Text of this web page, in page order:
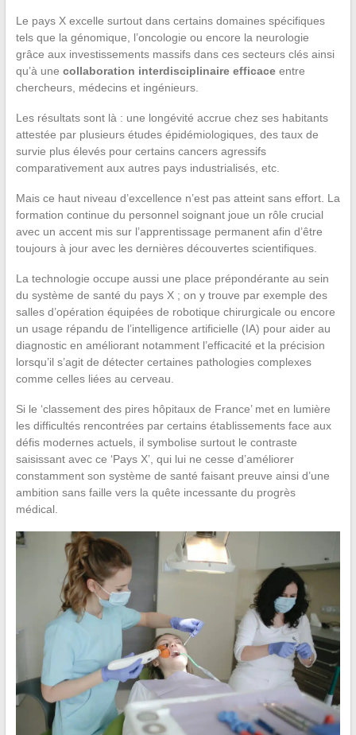
Le pays X excelle surtout dans certains domaines spécifiques
tels que la génomique, l’oncologie ou encore la neurologie
grâce aux investissements massifs dans ces secteurs clés ainsi
qu’à une collaboration interdisciplinaire efficaceentre
chercheurs, médecins et ingénieurs.
Les résultats sont là : une longévité accrue chez ses habitants
attestée par plusieurs études épidémiologiques, des taux de
survie plus élevés pour certains cancers agressifs
comparativement aux autres pays industrialisés, etc.
Mais ce haut niveau d’excellence n’est pas atteint sans effort. La
formation continue du personnel soignant joue un rôle crucial
avec un accent mis sur l’apprentissage permanent afin d’être
toujours à jour avec les dernières découvertes scientifiques.
La technologie occupe aussi une place prépondérante au sein
du système de santé du pays X ; on y trouve par exemple des
salles d’opération équipées de robotique chirurgicale ou encore
un usage répandu de l’intelligence artificielle (IA) pour aider au
diagnostic en améliorant notamment l’efficacité et la précision
lorsqu’il s’agit de détecter certaines pathologies complexes
comme celles liées au cerveau.
Si le ‘classement des pires hôpitaux de France’ met en lumière
les difficultés rencontrées par certains établissements face aux
défis modernes actuels, il symbolise surtout le contraste
saisissant avec ce ‘Pays X’, qui lui ne cesse d’améliorer
constamment son système de santé faisant preuve ainsi d’une
ambition sans faille vers la quête incessante du progrès
médical.